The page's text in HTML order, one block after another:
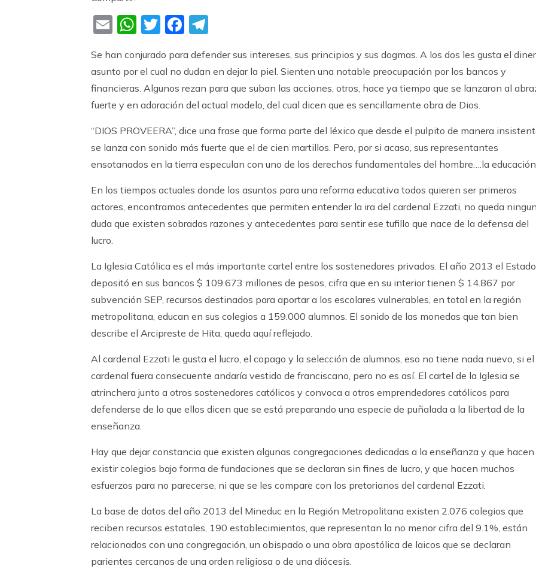
EmailWhatsApp
TwitterFacebook
Se han conjurado para defender sus intereses, sus principios y sus dogmas. A los dos les gusta el
asunto por el cual no dudan en dejar la piel. Sienten una notable preocupación por los bancos y
financieras. Algunos rezan para que suban las acciones, otros, hace ya tiempo que se lanzaron al
fuerte y en adoración del actual modelo, del cual dicen que es sencillamente obra de Dios.
“DIOS PROVEERA”, dice una frase que forma parte del léxico que desde el pulpito de manera
se lanza con sonido más fuerte que el de cien martillos. Pero, por si acaso, sus representantes
ensotanados en la tierra especulan con uno de los derechos fundamentales del hombre….la
En los tiempos actuales donde los asuntos para una reforma educativa todos quieren ser primeros
actores, encontramos antecedentes que permiten entender la ira del cardenal Ezzati, no queda
duda que existen sobradas razones y antecedentes para sentir ese tufillo que nace de la defensa del
lucro.
La Iglesia Católica es el más importante cartel entre los sostenedores privados. El año 2013 el Estado
depositó en sus bancos $ 109.673 millones de pesos, cifra que en su interior tienen $ 14.867 por
subvención SEP, recursos destinados para aportar a los escolares vulnerables, en total en la región
metropolitana, educan en sus colegios a 159.000 alumnos. El sonido de las monedas que tan bien
describe el Arcipreste de Hita, queda aquí reflejado.
Al cardenal Ezzati le gusta el lucro, el copago y la selección de alumnos, eso no tiene nada nuevo, si el
cardenal fuera consecuente andaría vestido de franciscano, pero no es así. El cartel de la Iglesia se
atrinchera junto a otros sostenedores católicos y convoca a otros emprendedores católicos para
defenderse de lo que ellos dicen que se está preparando una especie de puñalada a la libertad de la
enseñanza.
Hay que dejar constancia que existen algunas congregaciones dedicadas a la enseñanza y que hacen
existir colegios bajo forma de fundaciones que se declaran sin fines de lucro, y que hacen muchos
esfuerzos para no parecerse, ni que se les compare con los pretorianos del cardenal Ezzati.
La base de datos del año 2013 del Mineduc en la Región Metropolitana existen 2.076 colegios que
reciben recursos estatales, 190 establecimientos, que representan la no menor cifra del 9.1%, están
relacionados con una congregación, un obispado o una obra apostólica de laicos que se declaran
parientes cercanos de una orden religiosa o de una diócesis.